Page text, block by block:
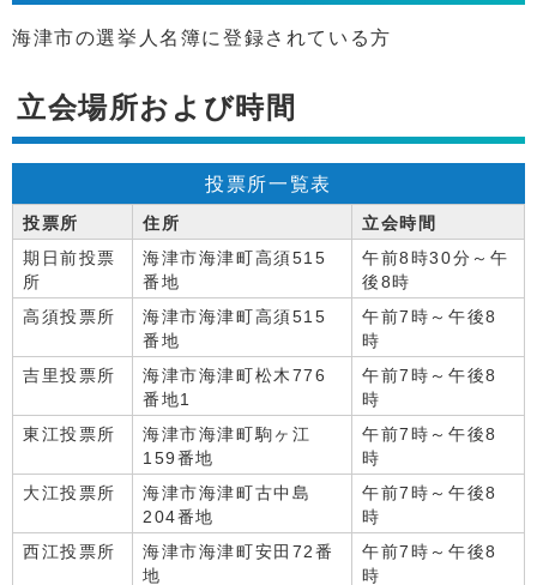
海津市の選挙人名簿に登録されている方
立会場所および時間
投票所一覧表
投票所 住所
立会時間
期日前投票
所
海津市海津町高須515
番地
午前8時30分～午
後8時
高須投票所
海津市海津町高須515
番地
午前7時～午後8
時
吉里投票所
海津市海津町松木776
番地1
午前7時～午後8
時
東江投票所
海津市海津町駒ヶ江
159番地
午前7時～午後8
時
大江投票所
海津市海津町古中島
204番地
午前7時～午後8
時
西江投票所
海津市海津町安田72番
地
午前7時～午後8
時